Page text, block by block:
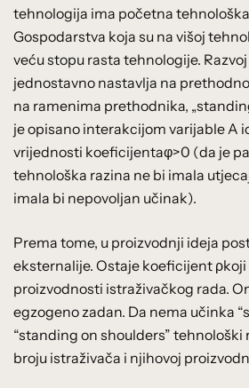
tehnologija ima početna
Gospodarstva koja su na višoj
veću stopu rasta tehnologije.
jednostavno nastavlja na
na ramenima prethodnika,
je opisano interakcijom varijable A
vrijednosti koeficijentaφ>0 (da je
tehnološka razina ne bi imala
imala bi nepovoljan učinak).
Prema tome, u proizvodnji ideja
eksternalije. Ostaje koeficijent
proizvodnosti istraživačkog rada.
egzogeno zadan. Da nema učinka
“standing on shoulders” tehnološki
broju istraživača i njihovoj